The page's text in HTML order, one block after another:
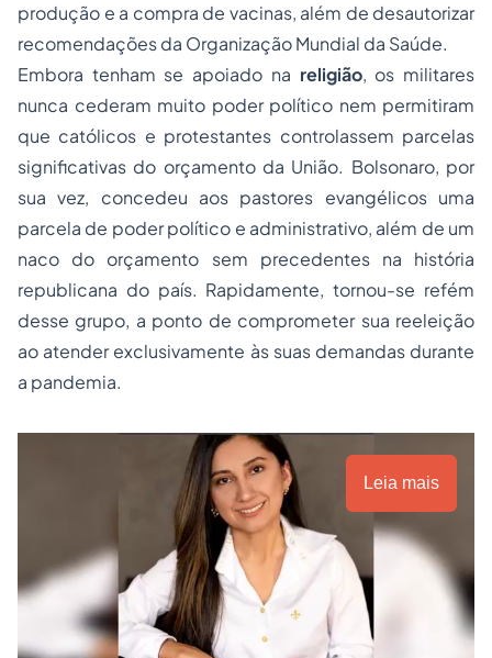
produção e a compra de vacinas, além de desautorizar
recomendações da Organização Mundial da Saúde.
Embora tenham se apoiado na religião, os militares
nunca cederam muito poder político nem permitiram
que católicos e protestantes controlassem parcelas
significativas do orçamento da União. Bolsonaro, por
sua vez, concedeu aos pastores evangélicos uma
parcela de poder político e administrativo, além de um
naco do orçamento sem precedentes na história
republicana do país. Rapidamente, tornou-se refém
desse grupo, a ponto de comprometer sua reeleição
ao atender exclusivamente às suas demandas durante
a pandemia.
Leia mais